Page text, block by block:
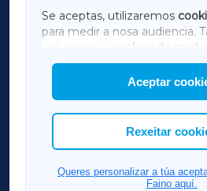
Se aceptas, utilizaremos
para medir a nosa audiencia.
utilizaremos
cookies de
mostrar publicidade de
Así mesmo, podes
cookies que desexas permitir.
Aceptar
Rexeitar
Queres personalizar a túa
Faino aquí.
ACORUÑAXA
FERROLXA